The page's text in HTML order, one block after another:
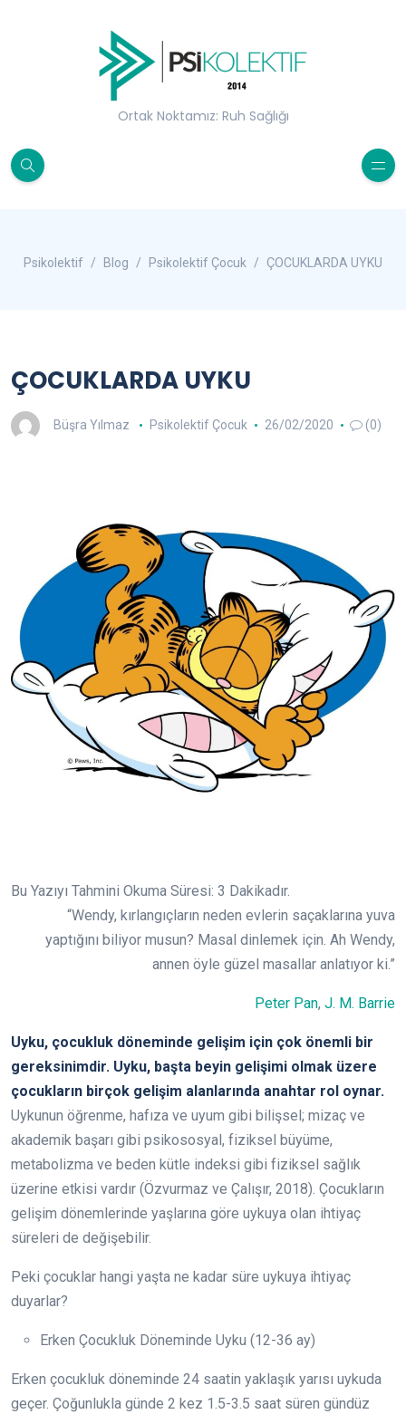
Ortak Noktamız: Ruh Sağlığı
Psikolektif Blog Psikolektif Çocuk ÇOCUKLARDA UYKU
ÇOCUKLARDA UYKU
Büşra Yılmaz Psikolektif Çocuk 26/02/2020 (0)
Bu Yazıyı Tahmini Okuma Süresi: 3 Dakikadır.
“Wendy, kırlangıçların neden evlerin saçaklarına yuva
yaptığını biliyor musun? Masal dinlemek için. Ah Wendy,
annen öyle güzel masallar anlatıyor ki.”
Peter Pan, J. M. Barrie
Uyku, çocukluk döneminde gelişim için çok önemli bir
gereksinimdir. Uyku, başta beyin gelişimi olmak üzere
çocukların birçok gelişim alanlarında anahtar rol oynar.
Uykunun öğrenme, hafıza ve uyum gibi bilişsel; mizaç ve
akademik başarı gibi psikososyal, fiziksel büyüme,
metabolizma ve beden kütle indeksi gibi fiziksel sağlık
üzerine etkisi vardır (Özvurmaz ve Çalışır, 2018). Çocukların
gelişim dönemlerinde yaşlarına göre uykuya olan ihtiyaç
süreleri de değişebilir.
Peki çocuklar hangi yaşta ne kadar süre uykuya ihtiyaç
duyarlar?
Erken Çocukluk Döneminde Uyku (12-36 ay)
Erken çocukluk döneminde 24 saatin yaklaşık yarısı uykuda
geçer. Çoğunlukla günde 2 kez 1.5-3.5 saat süren gündüz